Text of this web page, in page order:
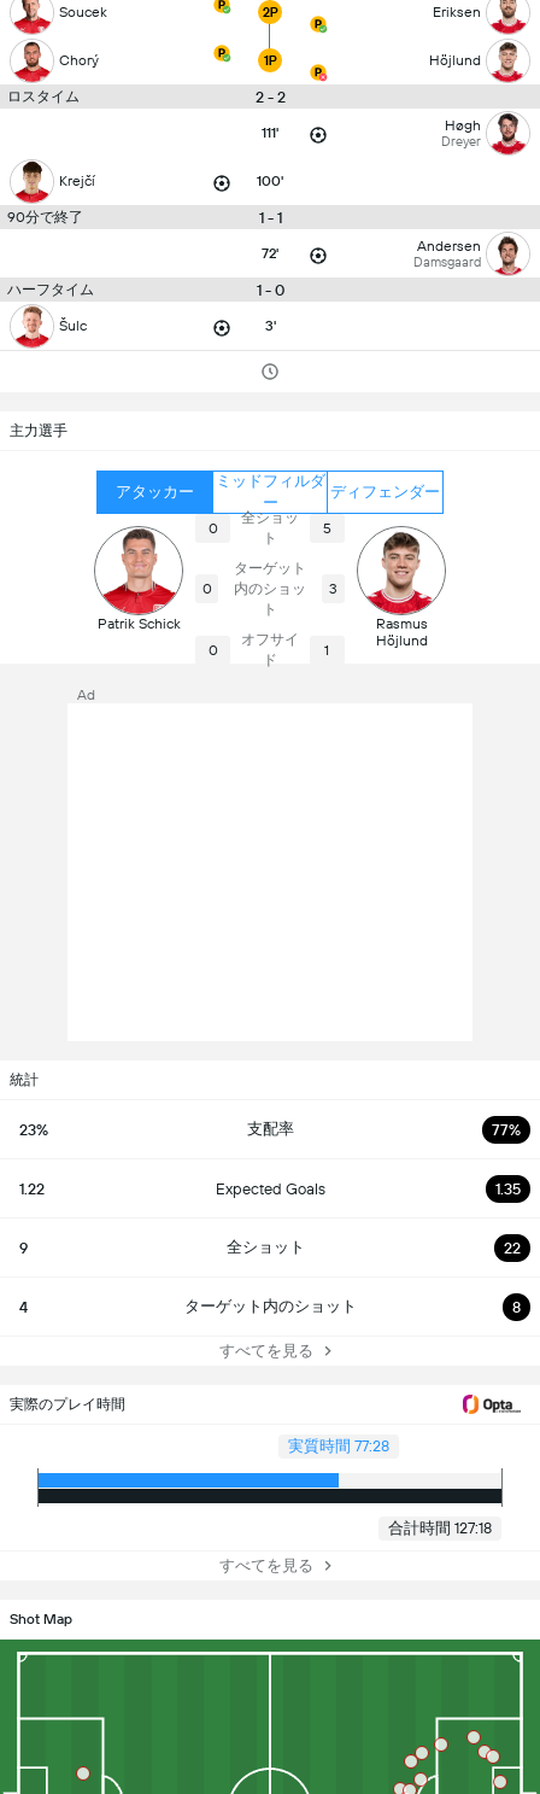
Soucek 2P Eriksen
Chorý 1P Höjlund
ロスタイム 2 - 2
111' Høgh
Dreyer
Krejčí 100'
90分で終了 1 - 1
72' Andersen
Damsgaard
ハーフタイム 1 - 0
Šulc 3'
主力選手
アタッカー
ミッドフィルダ
ー
ディフェンダー
Patrik Schick
0
全ショッ
ト
5
0
ターゲット
内のショッ
ト
3
0
オフサイ
ド
1
Rasmus
Höjlund
統計
23% 支配率 77%
1.22 Expected Goals 1.35
9 全ショット 22
4 ターゲット内のショット 8
すべてを見る
実際のプレイ時間
実質時間 77:28
合計時間 127:18
すべてを見る
Shot Map
Ad